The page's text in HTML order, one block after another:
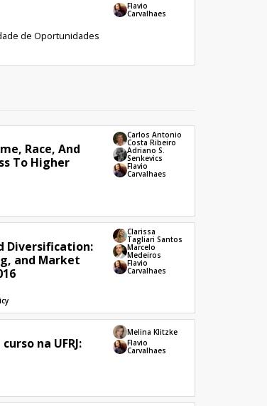
de Oportunidades
Flavio
Carvalhaes
Race, And
To Higher
Carlos Antonio
Costa Ribeiro
Adriano S.
Senkevics
Flavio
Carvalhaes
Diversification:
and Market
Clarissa
Tagliari Santos
Marcelo
Medeiros
Flavio
Carvalhaes
na UFRJ:
Melina Klitzke
Flavio
Carvalhaes